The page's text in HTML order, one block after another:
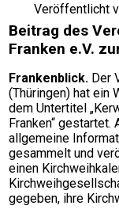
Veröffentlicht
Beitrag des
Franken e.V.
Frankenblick. Der
(Thüringen) hat ein
dem Untertitel
Franken“
allgemeine
gesammelt und
einen
gegeben, ihre